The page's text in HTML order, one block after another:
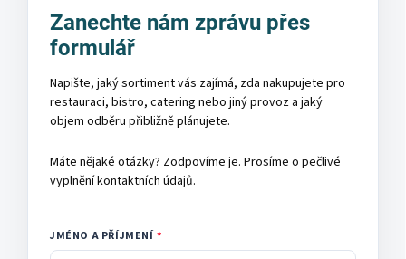
Zanechte nám zprávu přes
formulář
Napište, jaký sortiment vás zajímá, zda nakupujete pro
restauraci, bistro, catering nebo jiný provoz a jaký
objem odběru přibližně plánujete.
Máte nějaké otázky? Zodpovíme je. Prosíme o pečlivé
vyplnění kontaktních údajů.
JMÉNO A PŘÍJMENÍ